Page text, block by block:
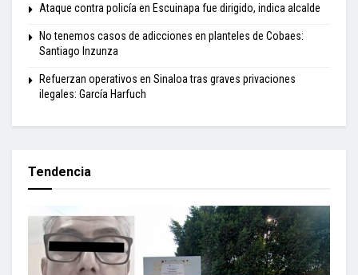
Ataque contra policía en Escuinapa fue dirigido, indica alcalde
No tenemos casos de adicciones en planteles de Cobaes:
Santiago Inzunza
Refuerzan operativos en Sinaloa tras graves privaciones
ilegales: García Harfuch
Tendencia